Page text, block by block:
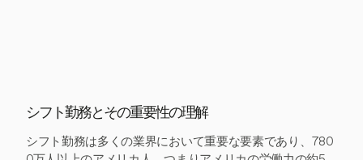
シフト勤務とその重要性の理解
シフト勤務は多くの業界において重要な要素であり、780